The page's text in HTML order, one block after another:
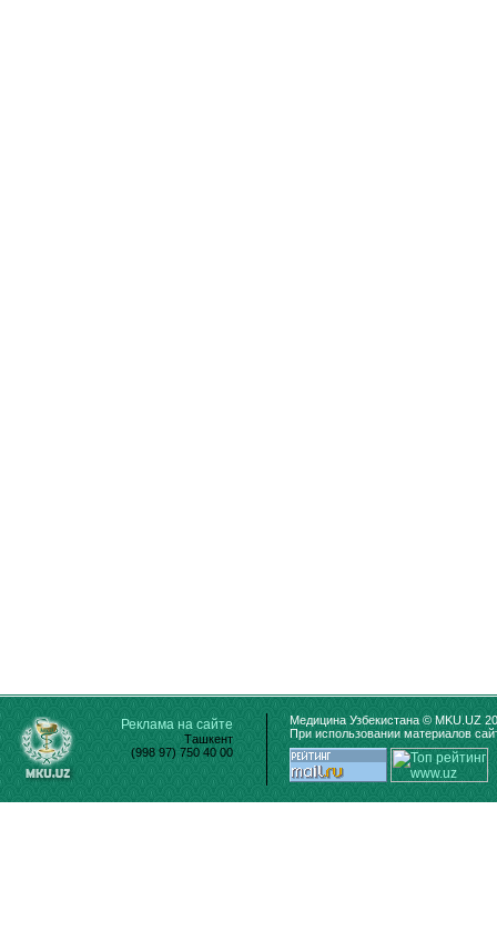
Реклама на сайте
Ташкент
(998 97) 750 40 00
Медицина Узбекистана © MKU.UZ
При использовании материалов